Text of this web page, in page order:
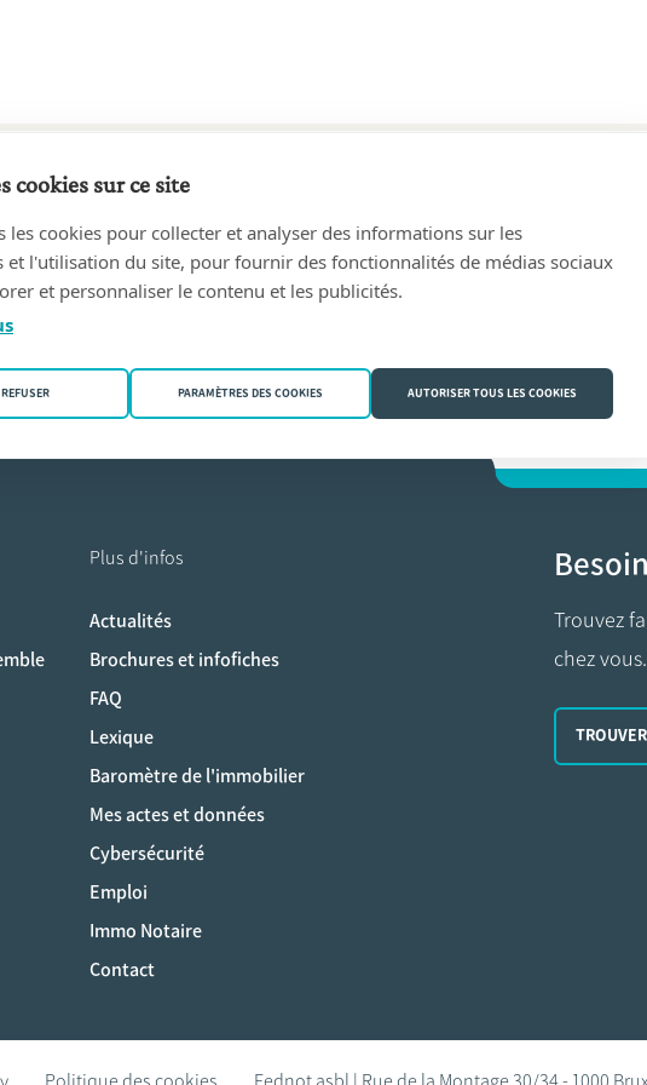
30/01/2006
Henry(9667 Horebeke)
Plus d'infos
Actualités
Brochures et infofiches
FAQ
Lexique
Baromètre de l'immobilier
Mes actes et données
Cybersécurité
Emploi
Immo Notaire
Contact
Trouvez
chez vous.
cookies sur ce site
les cookies pour collecter et analyser des informations sur les
et l'utilisation du site, pour fournir des fonctionnalités de médias sociaux
et personnaliser le contenu et les publicités.
PARAMÈTRES DES COOKIES AUTORISER TOUS LES COOKIES